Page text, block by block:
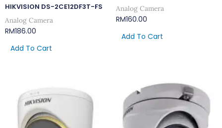
HIKVISION DS-2CE12DF3T-FS
Analog Camera
RM186.00
Add To Cart
Analog Camera
RM160.00
Add To Cart